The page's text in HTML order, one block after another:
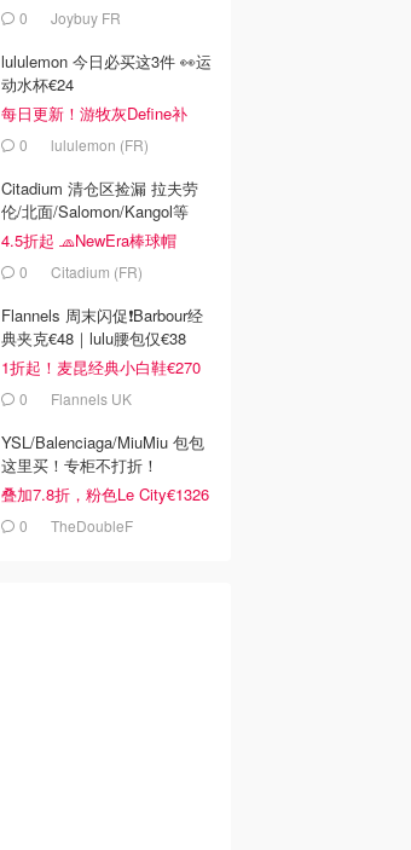
0 Joybuy FR
lululemon 今日必买这3件 👀运
动水杯€24
每日更新！游牧灰Define补
货！0 lululemon (FR)
Citadium 清仓区捡漏 拉夫劳
伦/北面/Salomon/Kangol等
4.5折起 🧢NewEra棒球帽
€18.2
0 Citadium (FR)
Flannels 周末闪促❗Barbour经
典夹克€48｜lulu腰包仅€38
1折起！麦昆经典小白鞋€270
0 Flannels UK
YSL/Balenciaga/MiuMiu 包包
这里买！专柜不打折！
叠加7.8折，粉色Le City€1326
0 TheDoubleF